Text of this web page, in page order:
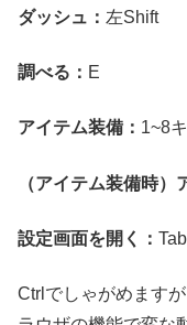
ダッシュ： 左Shift
調べる： E
アイテム装備： 1~8
（アイテム装備時）
設定画面を開く： Tab
Ctrlでしゃがめます